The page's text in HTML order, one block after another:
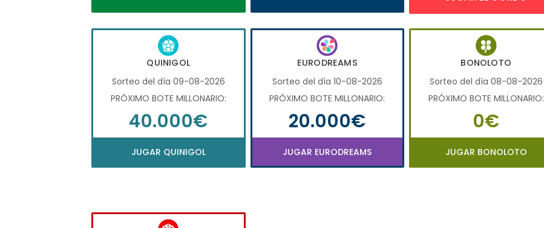
QUINIGOL
Sorteo del día 09-08-2026
PRÓXIMO BOTE MILLONARIO:
40.000€
JUGAR QUINIGOL
EURODREAMS
Sorteo del día 10-08-2026
PRÓXIMO BOTE MILLONARIO:
20.000€
JUGAR EURODREAMS
BONOLOTO
Sorteo del día 08-08-2026
PRÓXIMO BOTE MILLONARIO:
0€
JUGAR BONOLOTO